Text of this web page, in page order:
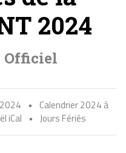
2024
Officiel
•
Calendrier 2024 à
iCal • Jours Fériés